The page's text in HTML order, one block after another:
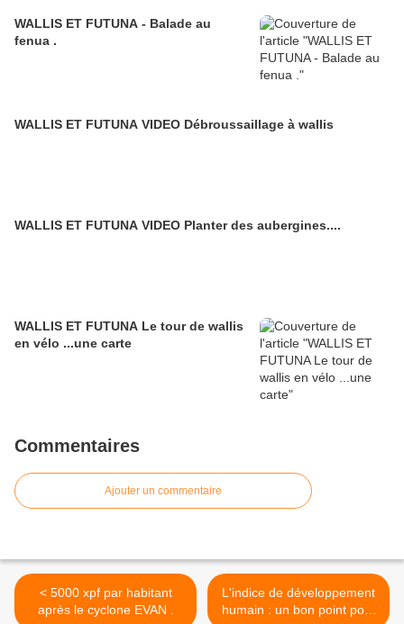
WALLIS ET FUTUNA - Balade au
fenua .
WALLIS ET FUTUNA VIDEO Débroussaillage à wallis
WALLIS ET FUTUNA VIDEO Planter des aubergines....
WALLIS ET FUTUNA Le tour de wallis
en vélo ...une carte
Commentaires
Ajouter un commentaire
< 5000 xpf par habitant
après le cyclone EVAN .
L'indice de développement
humain : un bon point pour